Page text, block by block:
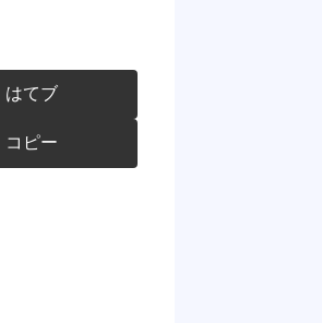
はてブ
コピー